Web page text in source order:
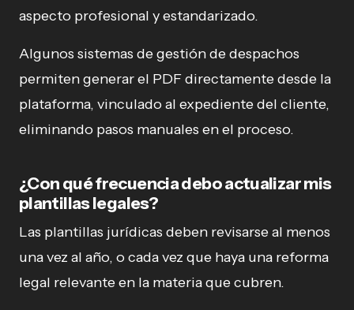
aspecto profesional y estandarizado.
Algunos sistemas de gestión de despachos
permiten generar el PDF directamente desde la
plataforma, vinculado al expediente del cliente,
eliminando pasos manuales en el proceso.
¿Con qué frecuencia debo actualizar mis
plantillas legales?
Las plantillas jurídicas deben revisarse al menos
una vez al año, o cada vez que haya una reforma
legal relevante en la materia que cubren.